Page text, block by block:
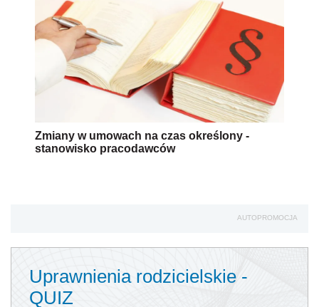
Zmiany w umowach na czas określony -
stanowisko pracodawców
AUTOPROMOCJA
Uprawnienia rodzicielskie -
QUIZ